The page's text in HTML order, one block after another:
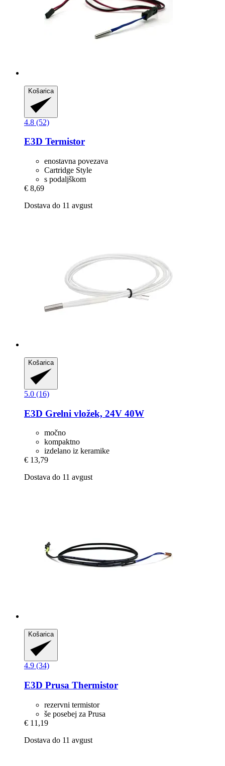
Košarica
4.8 (52)
E3D Termistor
enostavna povezava
Cartridge Style
s podaljškom
€ 8,69
Dostava do 11 avgust
Košarica
5.0 (16)
E3D Grelni vložek, 24V 40W
močno
kompaktno
izdelano iz keramike
€ 13,79
Dostava do 11 avgust
Košarica
4.9 (34)
E3D Prusa Thermistor
rezervni termistor
še posebej za Prusa
€ 11,19
Dostava do 11 avgust